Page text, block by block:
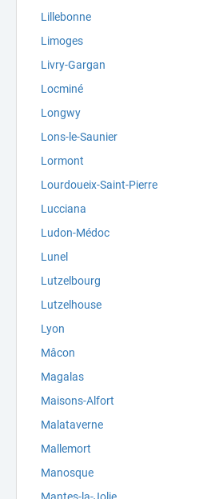
Lillebonne
Limoges
Livry-Gargan
Locminé
Longwy
Lons-le-Saunier
Lormont
Lourdoueix-Saint-Pierre
Lucciana
Ludon-Médoc
Lunel
Lutzelbourg
Lutzelhouse
Lyon
Mâcon
Magalas
Maisons-Alfort
Malataverne
Mallemort
Manosque